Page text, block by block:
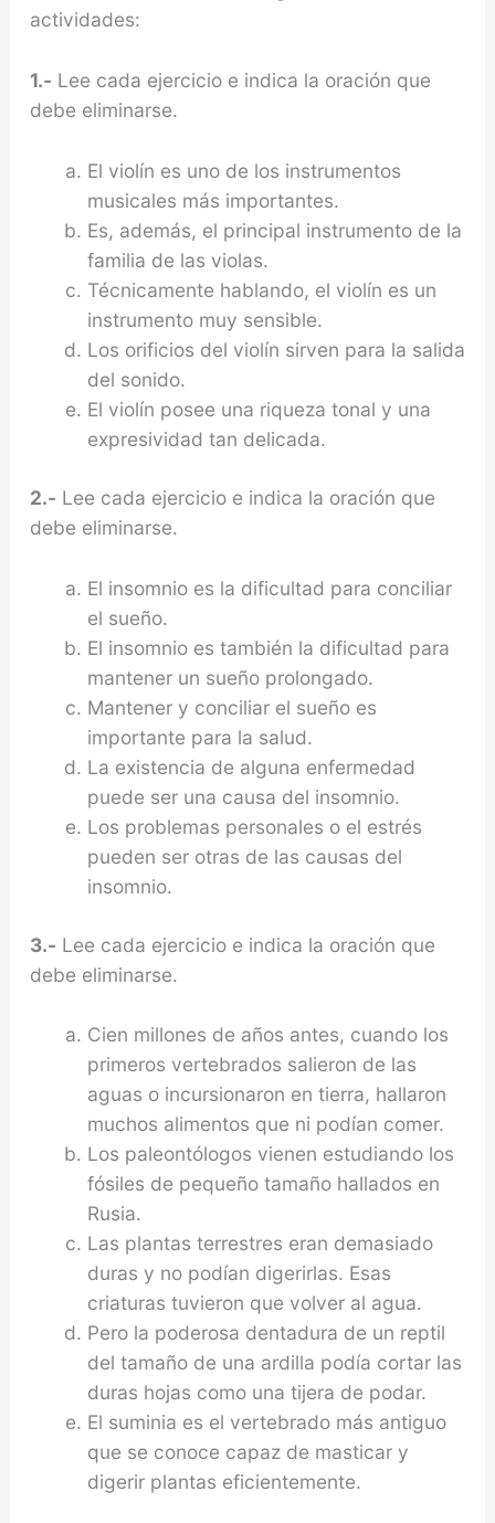
actividades:
1.- Lee cada ejercicio e indica la oración que
debe eliminarse.
El violín es uno de los instrumentos
musicales más importantes.
Es, además, el principal instrumento de la
familia de las violas.
Técnicamente hablando, el violín es un
instrumento muy sensible.
Los orificios del violín sirven para la salida
del sonido.
El violín posee una riqueza tonal y una
expresividad tan delicada.
2.- Lee cada ejercicio e indica la oración que
debe eliminarse.
El insomnio es la dificultad para conciliar
el sueño.
El insomnio es también la dificultad para
mantener un sueño prolongado.
Mantener y conciliar el sueño es
importante para la salud.
La existencia de alguna enfermedad
puede ser una causa del insomnio.
Los problemas personales o el estrés
pueden ser otras de las causas del
insomnio.
3.- Lee cada ejercicio e indica la oración que
debe eliminarse.
Cien millones de años antes, cuando los
primeros vertebrados salieron de las
aguas o incursionaron en tierra, hallaron
muchos alimentos que ni podían comer.
Los paleontólogos vienen estudiando los
fósiles de pequeño tamaño hallados en
Rusia.
Las plantas terrestres eran demasiado
duras y no podían digerirlas. Esas
criaturas tuvieron que volver al agua.
Pero la poderosa dentadura de un reptil
del tamaño de una ardilla podía cortar las
duras hojas como una tijera de podar.
El suminia es el vertebrado más antiguo
que se conoce capaz de masticar y
digerir plantas eficientemente.